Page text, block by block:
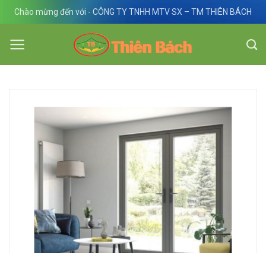
Skip
content
Chào mừng đến với - CÔNG TY TNHH MTV SX – TM THIÊN BÁCH